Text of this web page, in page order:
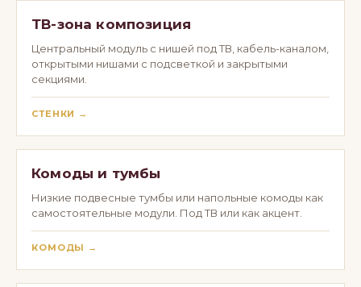
ТВ-зона композиция
Центральный модуль с нишей под ТВ, кабель-каналом,
открытыми нишами с подсветкой и закрытыми
секциями.
СТЕНКИ →
Комоды и тумбы
Низкие подвесные тумбы или напольные комоды как
самостоятельные модули. Под ТВ или как акцент.
КОМОДЫ →